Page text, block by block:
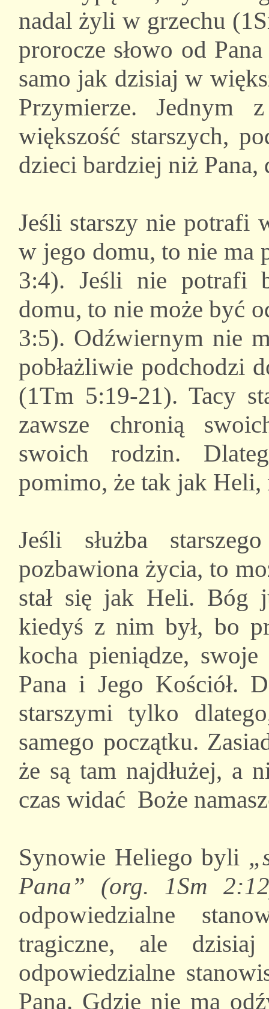
nadal żyli w grzechu
prorocze słowo od
samo jak dzisiaj w
Przymierze.
większość starszych,
dzieci bardziej niż Pana,
Jeśli starszy nie potrafi
w jego domu, to nie ma
3:4). Jeśli nie potrafi
domu, to nie może być
3:5). Odźwiernym nie
pobłażliwie podchodzi
(1Tm 5:19-21). Tacy
zawsze chronią
swoich rodzin.
pomimo, że tak jak Heli,
Jeśli służba
pozbawiona życia, to
stał się jak Heli. Bóg
kiedyś z nim był, bo
kocha pieniądze,
Pana i Jego Kościół.
starszymi tylko
samego początku.
że są tam najdłużej, a
czas widać Boże
Synowie Heliego byli
Pana” (org. 1Sm
odpowiedzialne
tragiczne, ale
odpowiedzialne
Pana. Gdzie nie ma